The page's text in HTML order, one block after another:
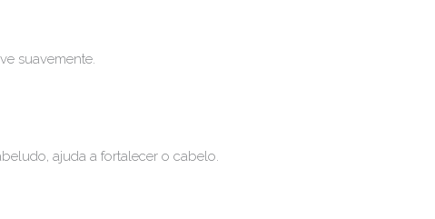
suavemente.
ajuda a fortalecer o cabelo.